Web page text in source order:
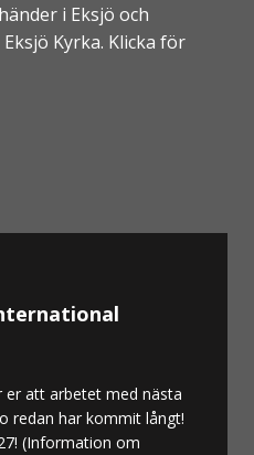
i Eksjö och
Kyrka. Klicka för
er att arbetet med nästa
redan har kommit långt!
(Information om